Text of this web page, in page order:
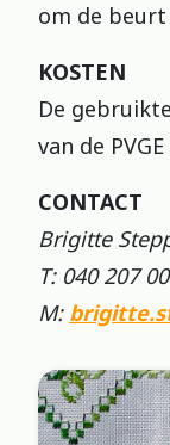
om de
KOSTEN
De
van de
CONTACT
Brigitte
T: 040 207
M: